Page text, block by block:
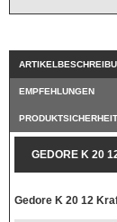
EMPFEHLUNGEN
GEDORE K 20
Gedore K 20 12